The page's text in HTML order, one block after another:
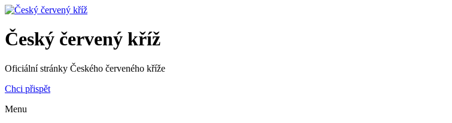
Český červený kříž
Oficiální stránky Českého červeného kříže
Chci přispět
Menu